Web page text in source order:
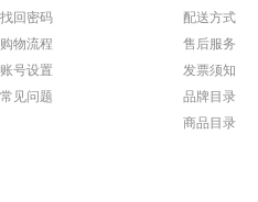
找回密码
购物流程
账号设置
常见问题
配送方式
售后服务
发票须知
品牌目录
商品目录